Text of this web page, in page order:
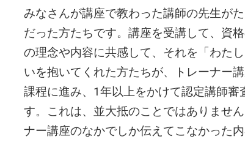
みなさんが講座で教わった講師の先生が
だった方たちです。講座を受講して、資
の理念や内容に共感して、それを「わた
いを抱いてくれた方たちが、トレーナー
課程に進み、1年以上をかけて認定講師
す。これは、並大抵のことではありませ
ナー講座のなかでしか伝えてこなかった内